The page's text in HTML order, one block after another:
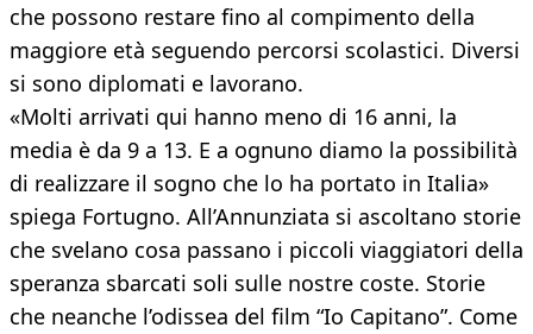
che possono restare fino al compimento della
maggiore età seguendo percorsi scolastici. Diversi
si sono diplomati e lavorano.
«Molti arrivati qui hanno meno di 16 anni, la
media è da 9 a 13. E a ognuno diamo la possibilità
di realizzare il sogno che lo ha portato in Italia»
spiega Fortugno. All’Annunziata si ascoltano storie
che svelano cosa passano i piccoli viaggiatori della
speranza sbarcati soli sulle nostre coste. Storie
che neanche l’odissea del film “Io Capitano”. Come